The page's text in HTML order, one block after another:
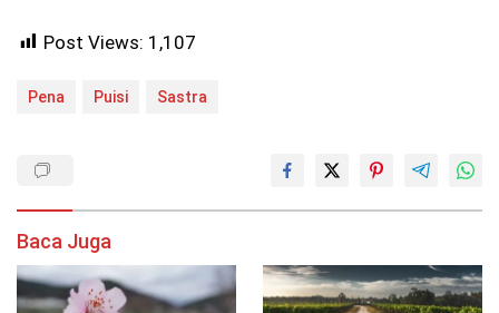
Post Views: 1,107
Pena Puisi Sastra
Baca Juga